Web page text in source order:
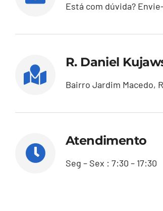
Está com dúvida?
R. Daniel
Bairro Jardim Macedo,
Atendimento
Seg – Sex : 7:30 – 17:30